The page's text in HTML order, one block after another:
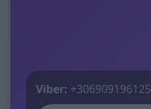
Viber: +306909196125